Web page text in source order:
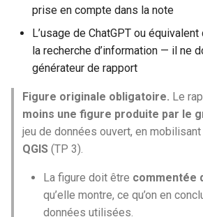
prise en compte dans la note
L’usage de ChatGPT ou
la recherche d’information — il ne
générateur de rapport
Figure originale obligatoire. Le
moins une figure produite par le
jeu de données ouvert, en mobilisant
QGIS (TP 3).
La figure doit être commentée
qu’elle montre, ce qu’on en
données utilisées.